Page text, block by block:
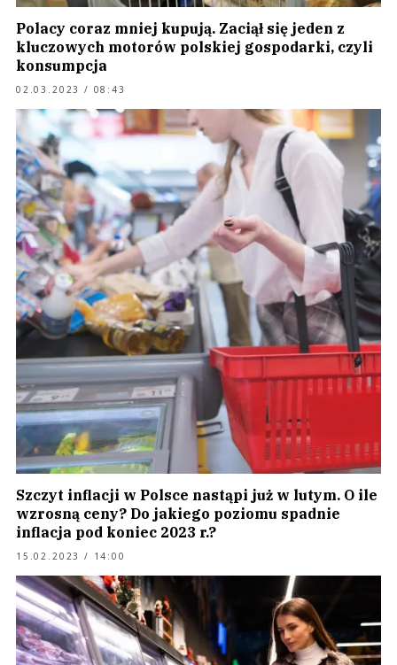
Polacy coraz mniej kupują. Zaciął się jeden z
kluczowych motorów polskiej gospodarki, czyli
konsumpcja
02.03.2023 / 08:43
Szczyt inflacji w Polsce nastąpi już w lutym. O ile
wzrosną ceny? Do jakiego poziomu spadnie
inflacja pod koniec 2023 r.?
15.02.2023 / 14:00